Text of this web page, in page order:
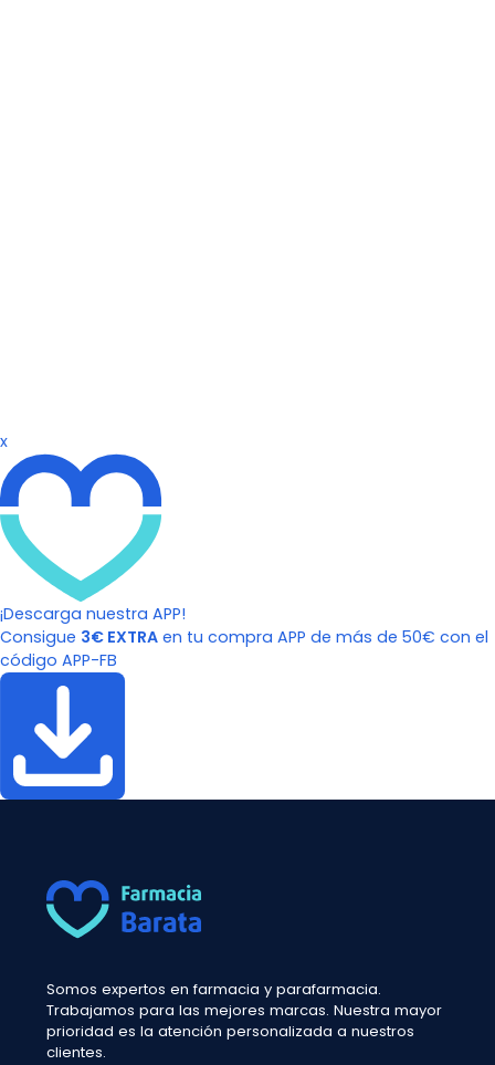
x
¡Descarga nuestra APP!
Consigue 3€ EXTRA en tu compra APP de más de 50€ con el
código APP-FB
Somos expertos en farmacia y parafarmacia.
Trabajamos para las mejores marcas. Nuestra mayor
prioridad es la atención personalizada a nuestros
clientes.